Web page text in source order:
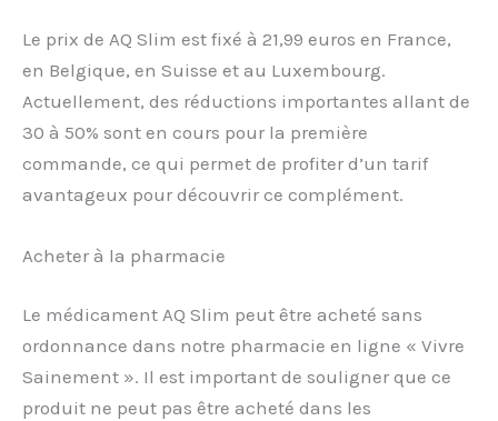
Le prix de AQ Slim est fixé à 21,99 euros en France,
en Belgique, en Suisse et au Luxembourg.
Actuellement, des réductions importantes allant de
30 à 50% sont en cours pour la première
commande, ce qui permet de profiter d’un tarif
avantageux pour découvrir ce complément.
Acheter à la pharmacie
Le médicament AQ Slim peut être acheté sans
ordonnance dans notre pharmacie en ligne « Vivre
Sainement ». Il est important de souligner que ce
produit ne peut pas être acheté dans les